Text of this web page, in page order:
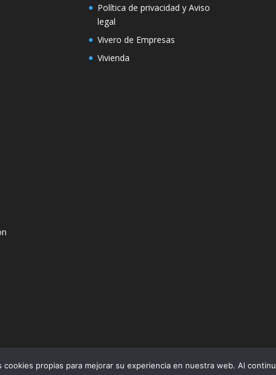
Política de privacidad y Aviso
legal
Vivero de Empresas
Vivienda
cookies propias para mejorar su experiencia en nuestra web. Al